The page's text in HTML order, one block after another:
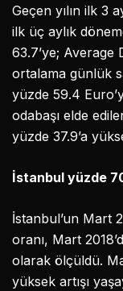
Geçen yılın ilk 3
ilk üç aylık
63.7’ye; Average
ortalama günlük
yüzde 59.4
odabaşı elde
yüzde 37.9’a
İstanbul yüzde
İstanbul’un Mart
oranı, Mart
olarak ölçüldü.
yüksek artışı